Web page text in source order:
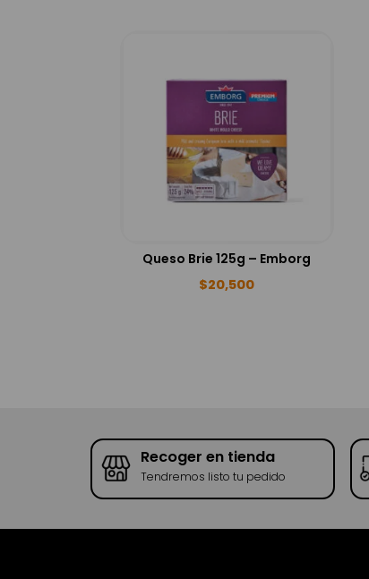
Queso Brie 125g – Emborg
$20,500
Recoger en tienda
Tendremos listo tu pedido